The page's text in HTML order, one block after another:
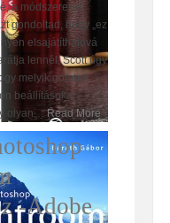
a módszereket
gondoltad, hogy „ez
elsajátíthatóvá
lennél, Scott úgy
melyik gombot
beállításokat
olyan… Read More
-Adobe